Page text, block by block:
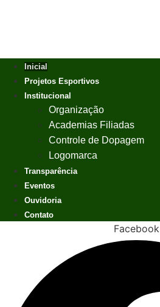
Inicial
Projetos Esportivos
Institucional
Organização
Academias Filiadas
Controle de Dopagem
Logomarca
Transparência
Eventos
Ouvidoria
Contato
Facebook